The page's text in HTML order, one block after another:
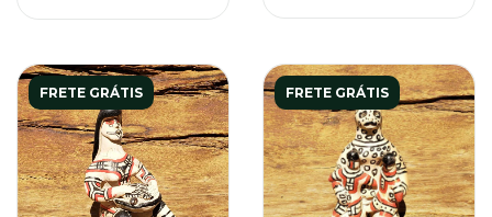
FRETE GRÁTIS FRETE GRÁTIS